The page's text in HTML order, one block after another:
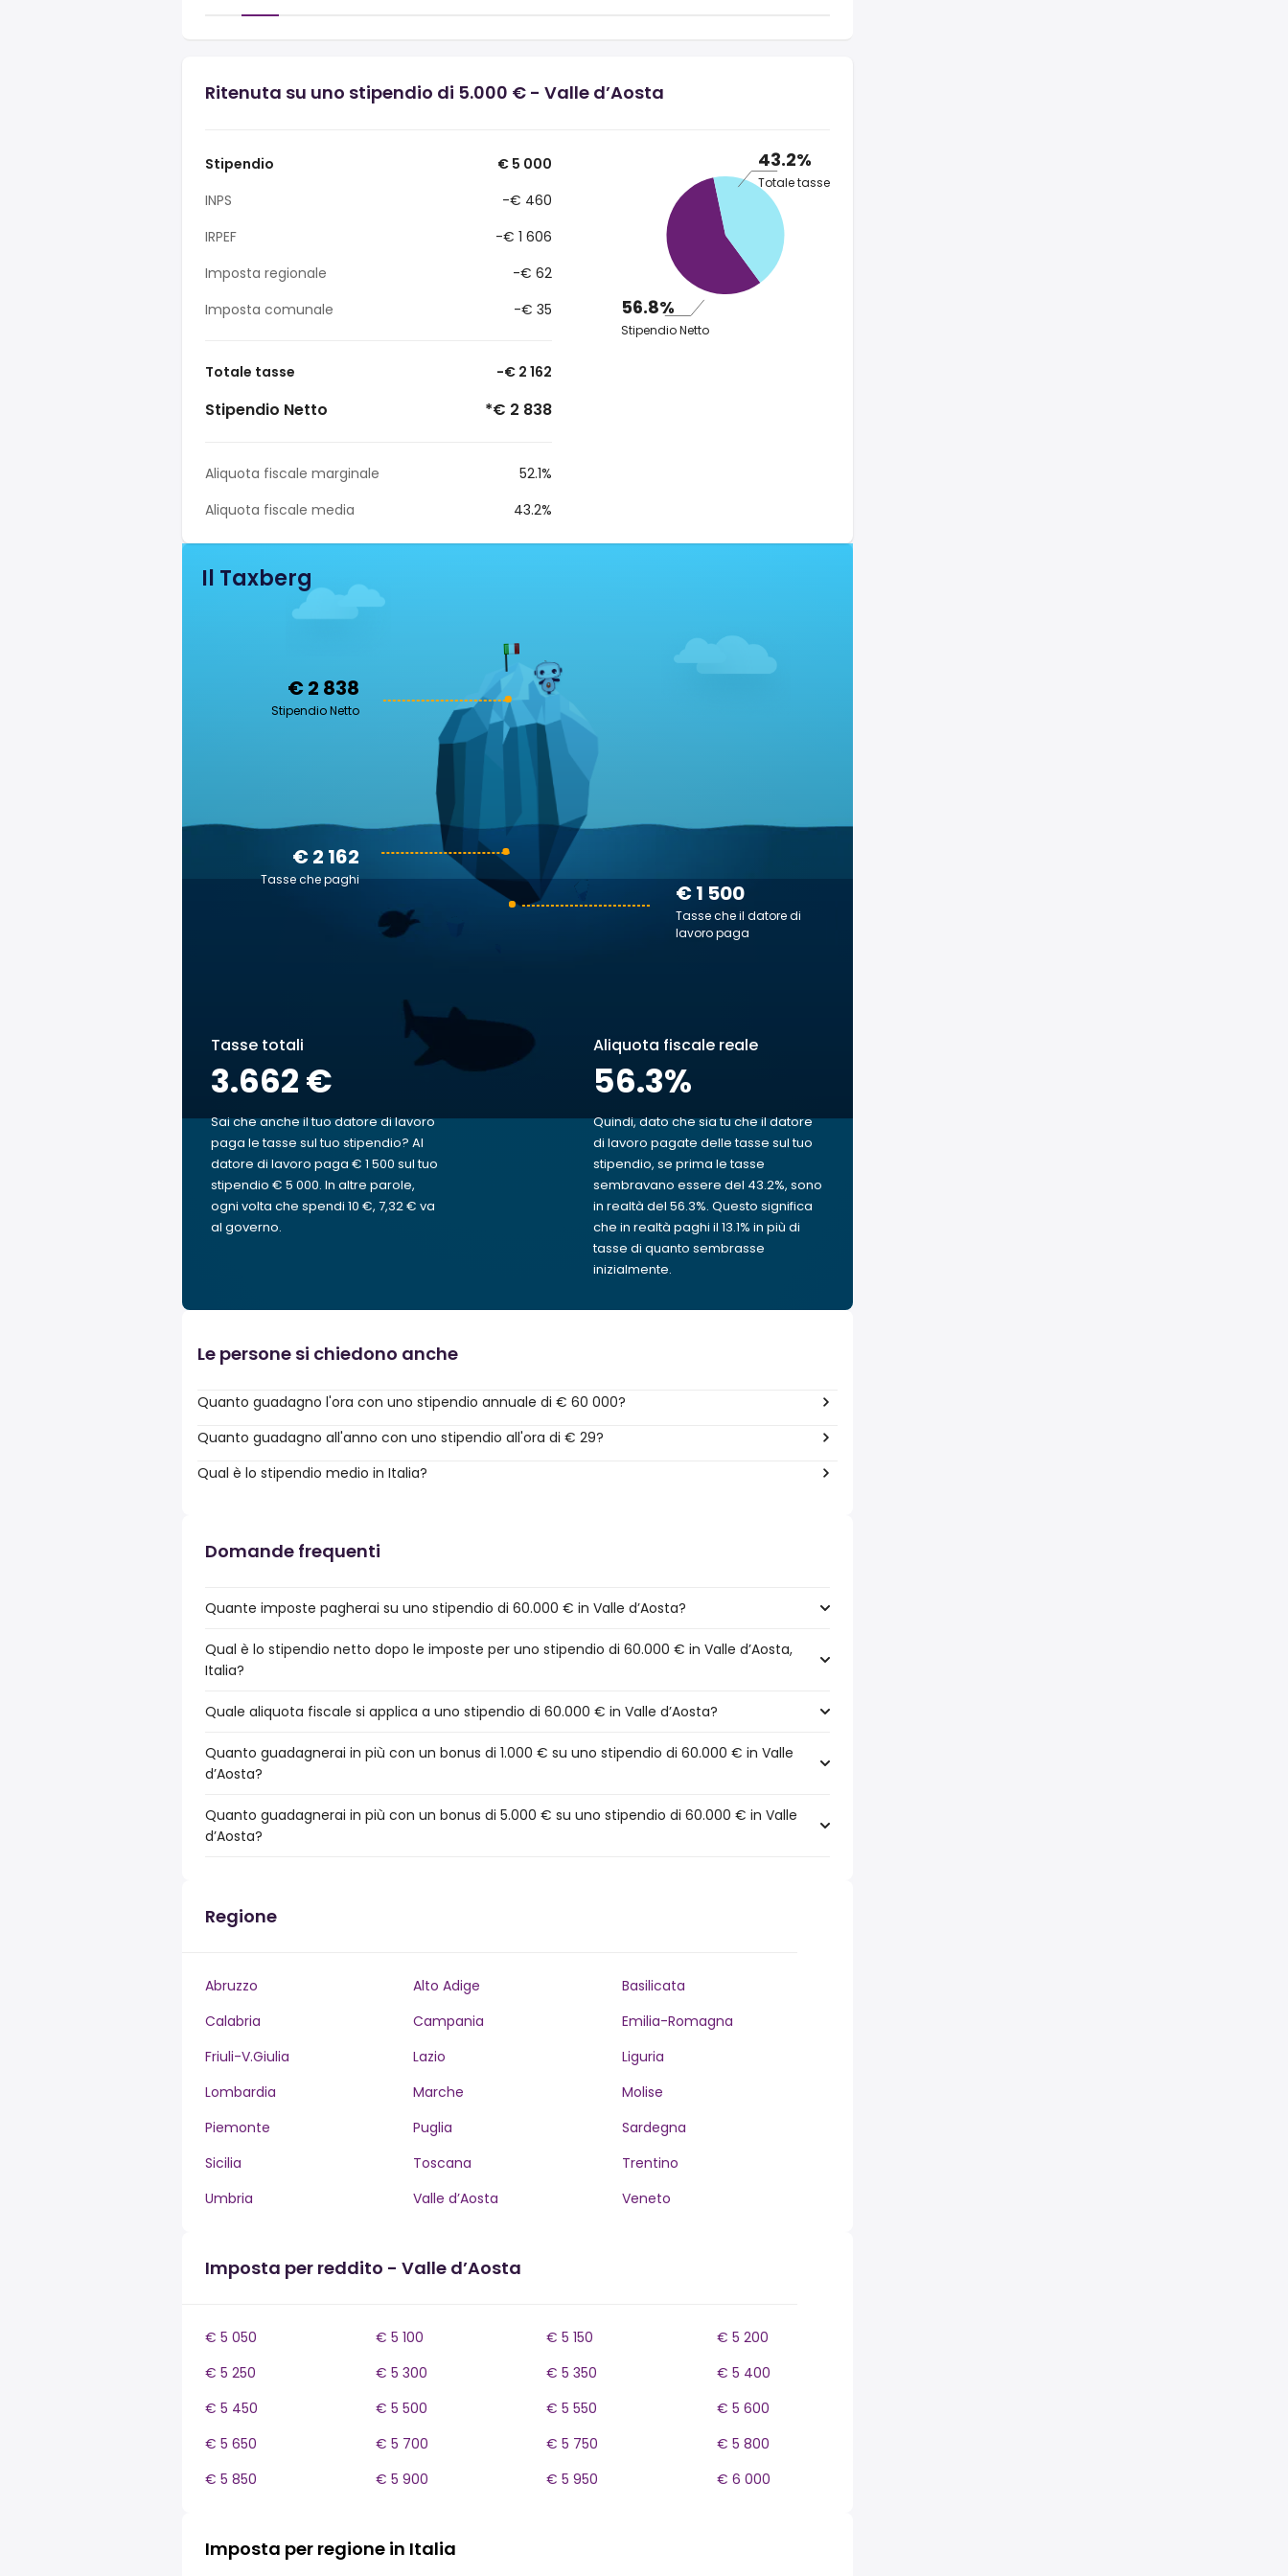
Ritenuta su uno stipendio di 5.000 € - Valle d’Aosta
Stipendio
€ 5 000
INPS
-€ 460
IRPEF
-€ 1 606
Imposta regionale
-€ 62
Imposta comunale
-€ 35
Totale tasse -€ 2 162
Stipendio Netto *€ 2 838
Aliquota fiscale marginale
52.1%
Aliquota fiscale media
43.2%
43.2%
Totale tasse
56.8%
Stipendio Netto
Il Taxberg
€ 2 838
Stipendio Netto
€ 1 500
Tasse che il datore di
lavoro paga
€ 2 162
Tasse che paghi
Tasse totali
3.662 €
Sai che anche il tuo datore di lavoro
paga le tasse sul tuo stipendio? Al
datore di lavoro paga € 1 500 sul tuo
stipendio € 5 000. In altre parole,
ogni volta che spendi 10 €, 7,32 € va
al governo.
Aliquota fiscale reale
56.3%
Quindi, dato che sia tu che il datore
di lavoro pagate delle tasse sul tuo
stipendio, se prima le tasse
sembravano essere del 43.2%, sono
in realtà del 56.3%. Questo significa
che in realtà paghi il 13.1% in più di
tasse di quanto sembrasse
inizialmente.
Le persone si chiedono anche
Quanto guadagno l'ora con uno stipendio annuale di € 60 000?
Quanto guadagno all'anno con uno stipendio all'ora di € 29?
Qual è lo stipendio medio in Italia?
Domande frequenti
Quante imposte pagherai su uno stipendio di 60.000 € in Valle d’Aosta?
Qual è lo stipendio netto dopo le imposte per uno stipendio di 60.000 € in Valle d’Aosta,
Italia?
Quale aliquota fiscale si applica a uno stipendio di 60.000 € in Valle d’Aosta?
Quanto guadagnerai in più con un bonus di 1.000 € su uno stipendio di 60.000 € in Valle
d’Aosta?
Quanto guadagnerai in più con un bonus di 5.000 € su uno stipendio di 60.000 € in Valle
d’Aosta?
Regione
Abruzzo Alto Adige
Basilicata
Calabria
Campania
Emilia-Romagna
Friuli-V.Giulia
Lazio
Liguria
Lombardia
Marche
Molise
Piemonte
Puglia
Sardegna
Sicilia
Toscana
Trentino
Umbria
Valle d’Aosta Veneto
Imposta per reddito - Valle d’Aosta
€ 5 050 € 5 100 € 5 150
€ 5 200
€ 5 250
€ 5 300 € 5 350
€ 5 400
€ 5 450
€ 5 500 € 5 550
€ 5 600
€ 5 650
€ 5 700 € 5 750
€ 5 800
€ 5 850
€ 5 900 € 5 950 € 6 000
Imposta per regione in Italia